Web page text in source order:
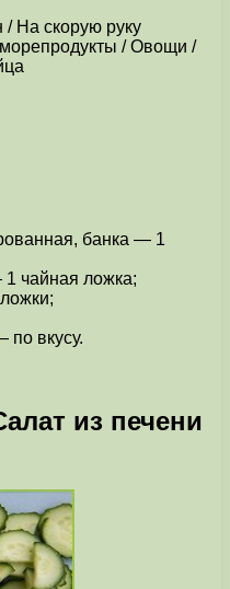
На скорую руку
/ Овощи /
банка — 1
чайная ложка;
вкусу.
из печени